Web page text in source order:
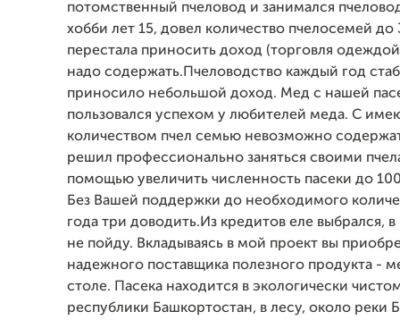
потомственный пчеловод и занимался
хобби лет 15, довел количество пчелосемей
перестала приносить доход (торговля
надо содержать.Пчеловодство каждый год
приносило небольшой доход. Мед с нашей
пользовался успехом у любителей меда. С
количеством пчел семью невозможно
решил профессионально заняться своими
помощью увеличить численность пасеки до
Без Вашей поддержки до необходимого
года три доводить.Из кредитов еле выбрался, в
не пойду. Вкладываясь в мой проект вы
надежного поставщика полезного продукта -
столе. Пасека находится в экологически
республики Башкортостан, в лесу, около реки